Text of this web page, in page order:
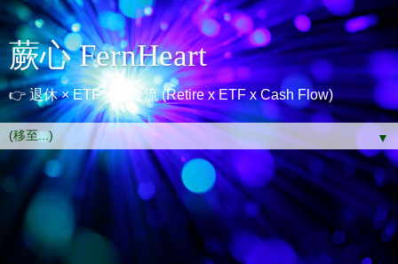
蕨心 FernHeart
👉 退休 × ETF × 現金流 (Retire x ETF x Cash Flow)
▼